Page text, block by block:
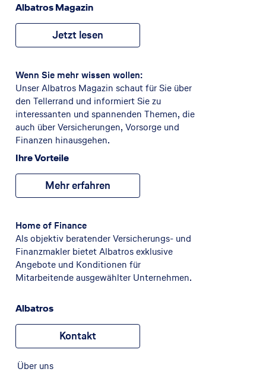
Albatros Magazin
Jetzt lesen
Wenn Sie mehr wissen wollen:
Unser Albatros Magazin schaut für Sie über
den Tellerrand und informiert Sie zu
interessanten und spannenden Themen, die
auch über Versicherungen, Vorsorge und
Finanzen hinausgehen.
Ihre Vorteile
Mehr erfahren
Home of Finance
Als objektiv beratender Versicherungs- und
Finanzmakler bietet Albatros exklusive
Angebote und Konditionen für
Mitarbeitende ausgewählter Unternehmen.
Albatros
Kontakt
Über uns